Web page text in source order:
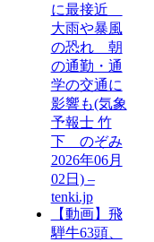
に最接近
大雨や暴風
の恐れ 朝
の通勤・通
学の交通に
影響も(気象
予報士 竹
下 のぞみ
2026年06月
02日) –
tenki.jp
【動画】飛
騨牛63頭、